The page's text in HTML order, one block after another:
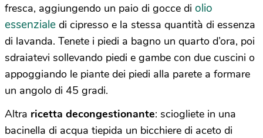
fresca, aggiungendo un paio di gocce di olio
essenziale di cipresso e la stessa quantità di essenza
di lavanda. Tenete i piedi a bagno un quarto d’ora, poi
sdraiatevi sollevando piedi e gambe con due cuscini o
appoggiando le piante dei piedi alla parete a formare
un angolo di 45 gradi.
Altra ricetta decongestionante: sciogliete in una
bacinella di acqua tiepida un bicchiere di aceto di